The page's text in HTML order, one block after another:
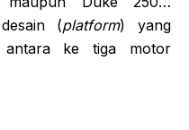
(platform) yang
antara ke tiga motor